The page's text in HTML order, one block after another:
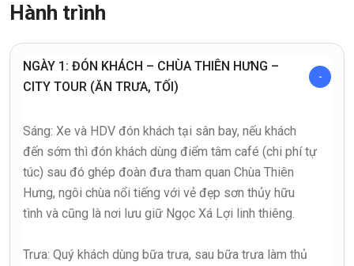
Hành trình
NGÀY 1: ĐÓN KHÁCH – CHÙA THIÊN HƯNG –
CITY TOUR (ĂN TRƯA, TỐI)
Sáng: Xe và HDV đón khách tại sân bay, nếu khách
đến sớm thì đón khách dùng điểm tâm café (chi phí tự
túc) sau đó ghép đoàn đưa tham quan Chùa Thiên
Hưng, ngôi chùa nổi tiếng với vẻ đẹp sơn thủy hữu
tình và cũng là nơi lưu giữ Ngọc Xá Lợi linh thiêng.
Trưa: Quý khách dùng bữa trưa, sau bữa trưa làm thủ